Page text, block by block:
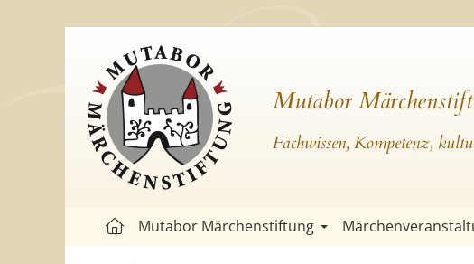
Mutabor
Fachwissen, Kompetenz,
Mutabor Märchenstiftung